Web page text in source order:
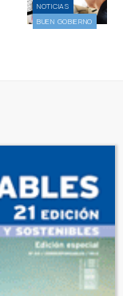
NOTICIAS
BUEN GOBIERNO